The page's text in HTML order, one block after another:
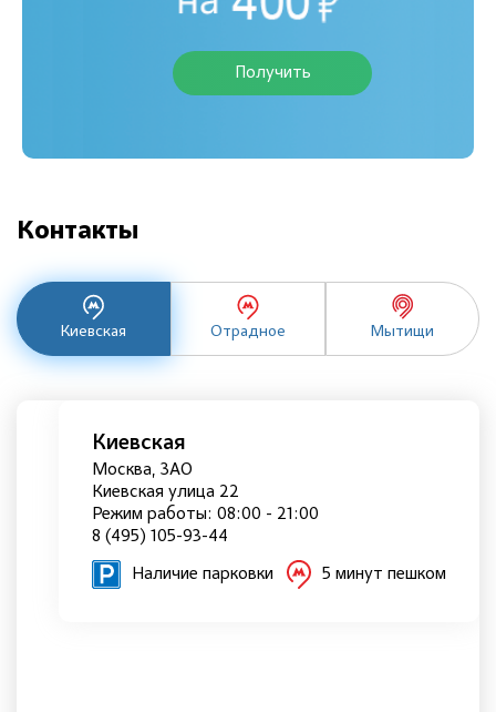
Получить
Контакты
Киевская Отрадное Мытищи
Киевская
Москва, ЗАО
Киевская улица 22
Режим работы: 08:00 - 21:00
8 (495) 105-93-44
Наличие парковки 5 минут пешком